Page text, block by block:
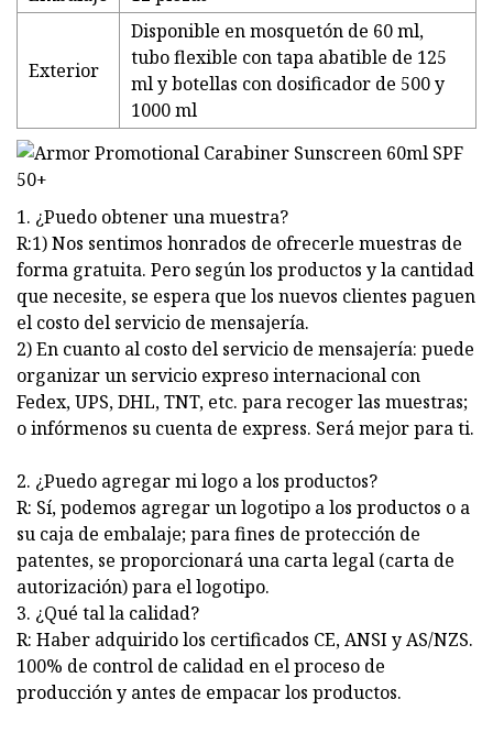
Exterior
Disponible en mosquetón de 60 ml,
tubo flexible con tapa abatible de 125
ml y botellas con dosificador de 500 y
1000 ml
1. ¿Puedo obtener una muestra?
R:1) Nos sentimos honrados de ofrecerle muestras de
forma gratuita. Pero según los productos y la cantidad
que necesite, se espera que los nuevos clientes paguen
el costo del servicio de mensajería.
2) En cuanto al costo del servicio de mensajería: puede
organizar un servicio expreso internacional con
Fedex, UPS, DHL, TNT, etc. para recoger las muestras;
o infórmenos su cuenta de express. Será mejor para ti.
2. ¿Puedo agregar mi logo a los productos?
R: Sí, podemos agregar un logotipo a los productos o a
su caja de embalaje; para fines de protección de
patentes, se proporcionará una carta legal (carta de
autorización) para el logotipo.
3. ¿Qué tal la calidad?
R: Haber adquirido los certificados CE, ANSI y AS/NZS.
100% de control de calidad en el proceso de
producción y antes de empacar los productos.